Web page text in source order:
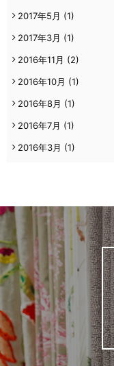
2017年5月 (1)
2017年3月 (1)
2016年11月 (2)
2016年10月 (1)
2016年8月 (1)
2016年7月 (1)
2016年3月 (1)